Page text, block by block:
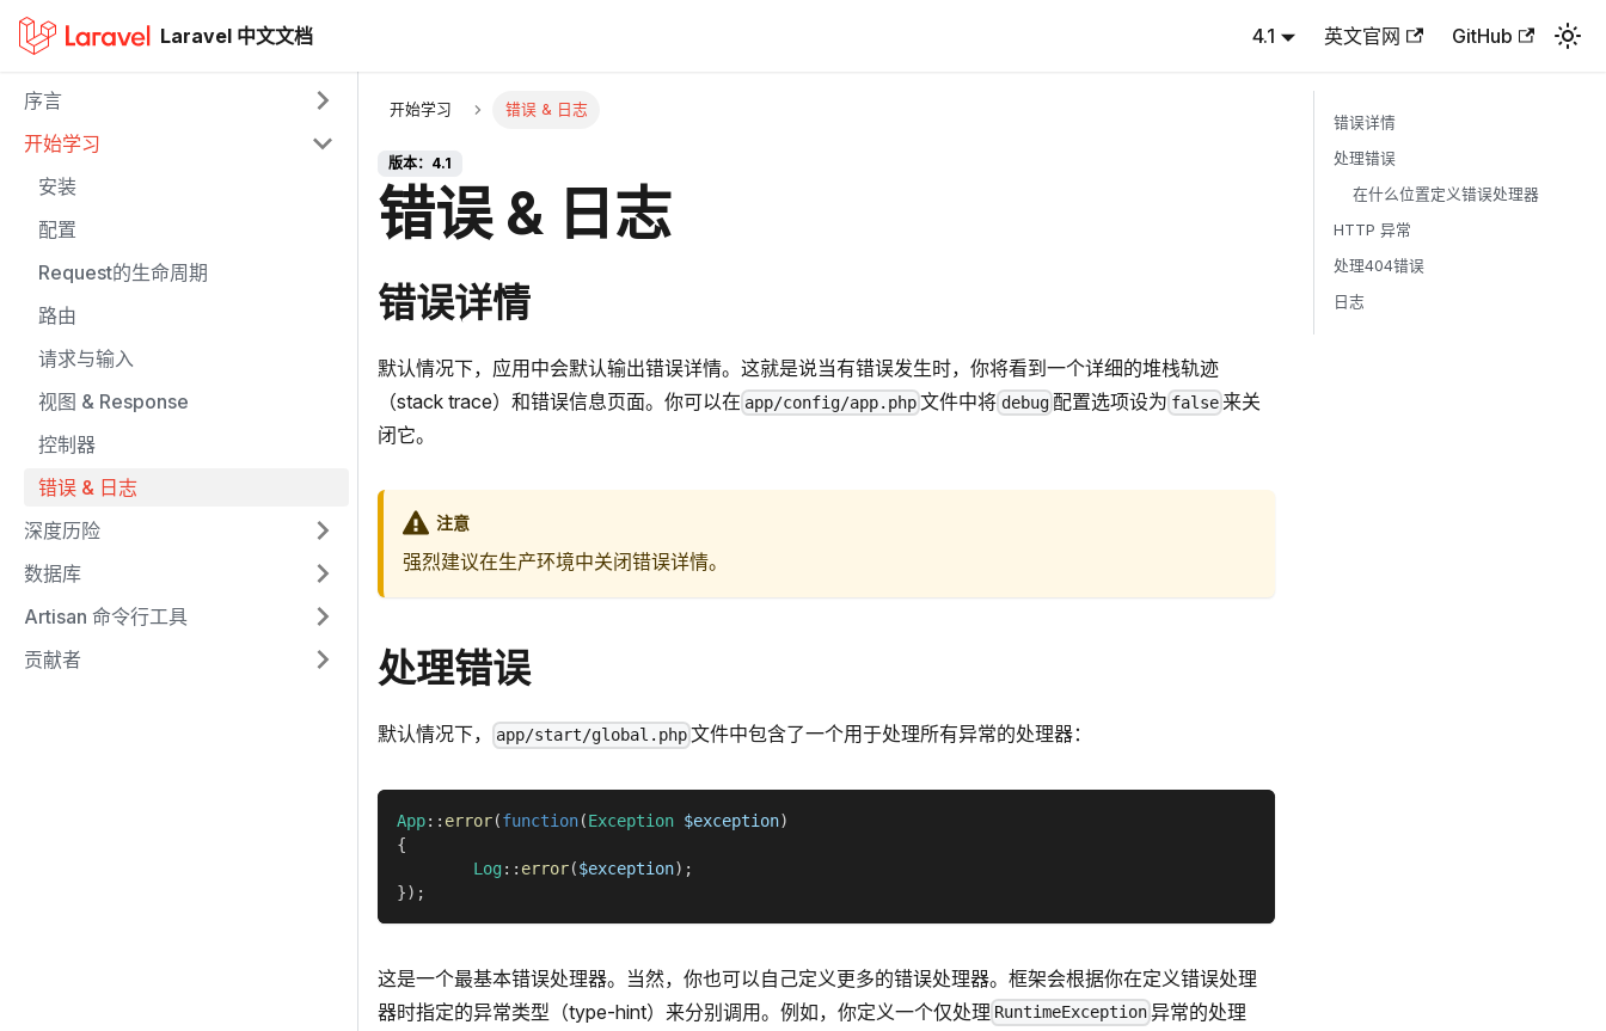
Laravel 中文文档 4.1 英文官网 GitHub
序言
开始学习
安装
配置
Request的生命周期
路由
请求与输入
视图 & Response
控制器
错误 & 日志
深度历险
数据库
Artisan 命令行工具
贡献者
开始学习 错误 & 日志
版本：4.1
错误 & 日志
错误详情
默认情况下，应用中会默认输出错误详情。这就是说当有错误发生时，你将看到一个详细的堆栈轨迹
（stack trace）和错误信息页面。你可以在 app/config/app.php 文件中将 debug配置选项设为 false 来关
闭它。
注意
强烈建议在生产环境中关闭错误详情。
处理错误
默认情况下， app/start/global.php 文件中包含了一个用于处理所有异常的处理器：
App:: error(function(Exception $exception)
{
Log :: error($exception) ;
}) ;
这是一个最基本错误处理器。当然，你也可以自己定义更多的错误处理器。框架会根据你在定义错误处理
器时指定的异常类型（type-hint）来分别调用。例如，你定义一个仅处理 RuntimeException 异常的处理
错误详情
处理错误
在什么位置定义错误处理器
HTTP 异常
处理404错误
日志